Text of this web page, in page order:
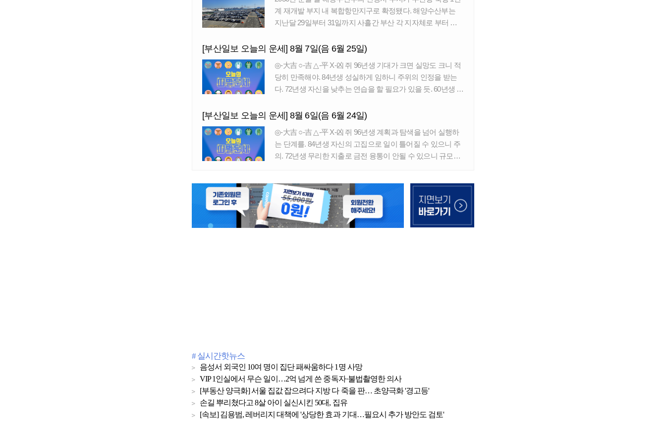
# 실시간핫뉴스
음성서 외국인 10여 명이 집단 패싸움하다 1명 사망
VIP 1인실에서 무슨 일이…2억 넘게 쓴 중독자·불법촬영한 의사
[부동산 양극화] 서울 집값 잡으려다 지방 다 죽을 판… 초양극화 '경고등'
손길 뿌리쳤다고 8살 아이 실신시킨 50대, 집유
[속보] 김용범, 레버리지 대책에 '상당한 효과 기대…필요시 추가 방안도 검토'